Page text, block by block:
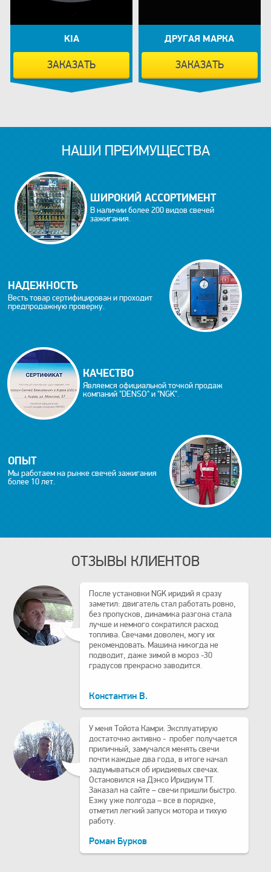
KIA
ЗАКАЗАТЬ
ДРУГАЯ МАРКА
ЗАКАЗАТЬ
НАШИ ПРЕИМУЩЕСТВА
ШИРОКИЙ АССОРТИМЕНТ
В наличии более 200 видов свечей
зажигания.
НАДЕЖНОСТЬ
Весть товар сертифицирован и проходит
предпродажную проверку.
КАЧЕСТВО
Являемся официальной точкой продаж
компаний "DENSO" и "NGK".
ОПЫТ
Мы работаем на рынке свечей зажигания
более 10 лет.
ОТЗЫВЫ КЛИЕНТОВ
После установки NGK иридий я сразу
заметил: двигатель стал работать ровно,
без пропусков, динамика разгона стала
лучше и немного сократился расход
топлива. Свечами доволен, могу их
рекомендовать. Машина никогда не
подводит, даже зимой в мороз -30
градусов прекрасно заводится.
Константин В.
У меня Тойота Камри. Эксплуатирую
достаточно активно - пробег получается
приличный, замучался менять свечи
почти каждые два года, в итоге начал
задумываться об иридиевых свечах.
Остановился на Дэнсо Иридиум TT.
Заказал на сайте – свечи пришли быстро.
Езжу уже полгода – все в порядке,
отметил легкий запуск мотора и тихую
работу.
Роман Бурков